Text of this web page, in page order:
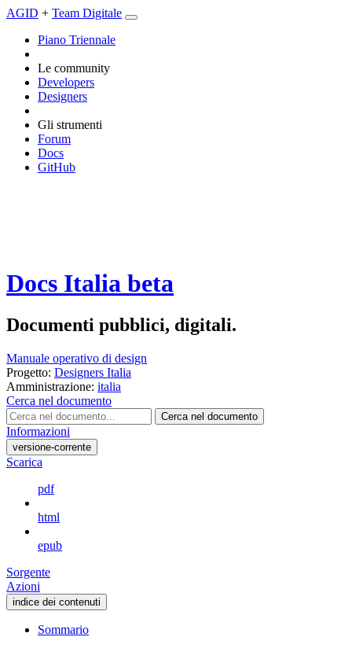
AGID + Team Digitale
Piano Triennale
Le community
Developers
Designers
Gli strumenti
Forum
Docs
GitHub
Docs Italia beta
Documenti pubblici, digitali.
Manuale operativo di design
Progetto: Designers Italia
Amministrazione: italia
Cerca nel documento
Cerca nel documento
Informazioni
versione-corrente
Scarica
pdf
html
epub
Sorgente
Azioni
indice dei contenuti
Sommario